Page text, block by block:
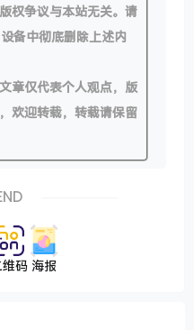
权争议与本站无关。请
备中彻底删除上述内
章仅代表个人观点，版
欢迎转载，转载请保留
码 海报